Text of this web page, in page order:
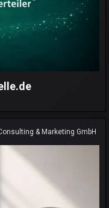
& Marketing GmbH